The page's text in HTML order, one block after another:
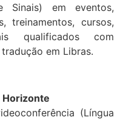
Sinais) em eventos,
treinamentos, cursos,
qualificados com
em Libras.
Horizonte
(Língua